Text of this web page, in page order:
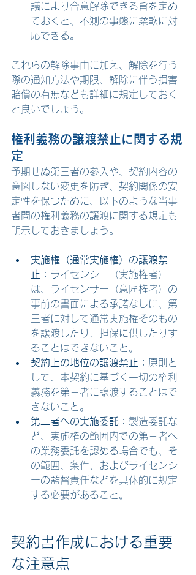
議により合意解除できる旨を定め
ておくと、不測の事態に柔軟に対
応できる。
これらの解除事由に加え、解除を行う
際の通知方法や期限、解除に伴う損害
賠償の有無なども詳細に規定しておく
と良いでしょう。
権利義務の譲渡禁止に関する規
定
予期せぬ第三者の参入や、契約内容の
意図しない変更を防ぎ、契約関係の安
定性を保つために、以下のような当事
者間の権利義務の譲渡に関する規定も
明示しておきましょう。
実施権（通常実施権）の譲渡禁
止： ライセンシー（実施権者）
は、ライセンサー（意匠権者）の
事前の書面による承諾なしに、第
三者に対して通常実施権そのもの
を譲渡したり、担保に供したりす
ることはできないこと。
契約上の地位の譲渡禁止： 原則と
して、本契約に基づく一切の権利
義務を第三者に譲渡することはで
きないこと。
第三者への実施委託： 製造委託な
ど、実施権の範囲内での第三者へ
の業務委託を認める場合でも、そ
の範囲、条件、およびライセンシ
ーの監督責任などを具体的に規定
する必要があること。
契約書作成における重要
な注意点